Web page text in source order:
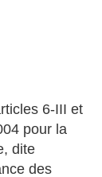
6-III et
pour la
dite
des